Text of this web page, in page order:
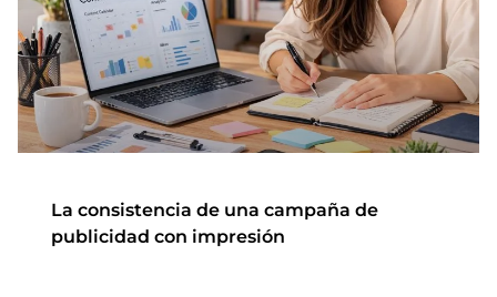
La consistencia de una campaña de
publicidad con impresión